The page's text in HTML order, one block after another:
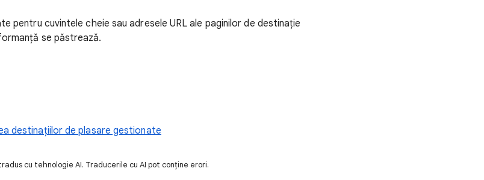
pentru cuvintele cheie sau adresele URL ale paginilor de destinație
se păstrează.
destinațiilor de plasare gestionate
cu tehnologie AI. Traducerile cu AI pot conține erori.